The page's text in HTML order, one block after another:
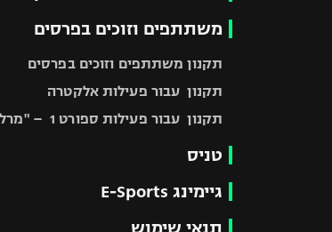
משתתפים וזוכים בפרסים
תקנון משתתפים וזוכים בפרסים
תקנון עבור פעילות אלקטרה
תקנון עבור פעילות ספורט 1 – "מרלן"
טניס
גיימינג E-Sports
תנאי שימוש